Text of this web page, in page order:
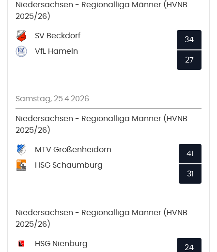
Niedersachsen - Regionalliga Männer (HVNB
2025/26)
SV Beckdorf
VfL Hameln
34
27
Samstag, 25.4.2026
Niedersachsen - Regionalliga Männer (HVNB
2025/26)
MTV Großenheidorn
HSG Schaumburg
41
31
Niedersachsen - Regionalliga Männer (HVNB
2025/26)
HSG Nienburg
24